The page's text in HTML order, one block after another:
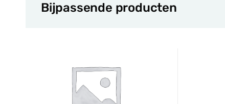
Bijpassende producten